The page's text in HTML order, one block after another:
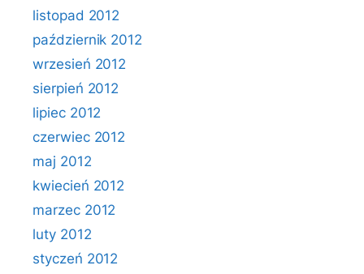
listopad 2012
październik 2012
wrzesień 2012
sierpień 2012
lipiec 2012
czerwiec 2012
maj 2012
kwiecień 2012
marzec 2012
luty 2012
styczeń 2012